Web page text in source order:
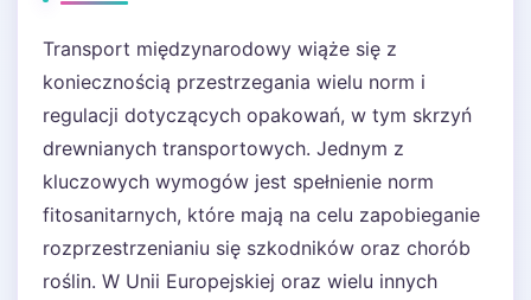
Transport międzynarodowy wiąże się z
koniecznością przestrzegania wielu norm i
regulacji dotyczących opakowań, w tym skrzyń
drewnianych transportowych. Jednym z
kluczowych wymogów jest spełnienie norm
fitosanitarnych, które mają na celu zapobieganie
rozprzestrzenianiu się szkodników oraz chorób
roślin. W Unii Europejskiej oraz wielu innych